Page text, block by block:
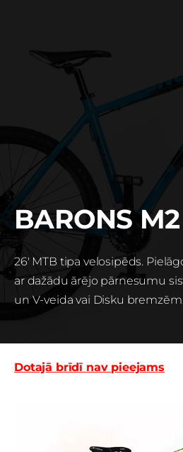
BARONS M2
26' MTB tipa velosipēds.
ar dažādu ārējo pārnesumu
un V-veida vai Disku
Dotajā brīdī nav pieejams